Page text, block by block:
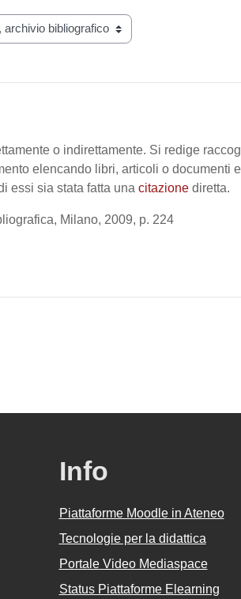
o indirettamente. Si redige
elencando libri, articoli o documenti
essi sia stata fatta una citazionediretta.
Milano, 2009, p. 224
Info
Piattaforme Moodle in Ateneo
Tecnologie per la didattica
Portale Video Mediaspace
Status Piattaforme Elearning